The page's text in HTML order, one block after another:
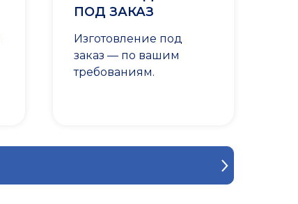
ПОД ЗАКАЗ
Изготовление под
заказ — по вашим
требованиям.